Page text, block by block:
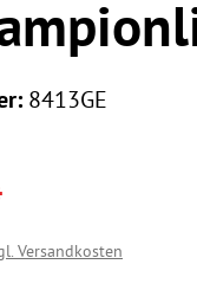
8413GE
Versandkosten